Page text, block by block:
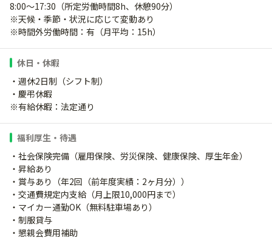
8:00～17:30（所定労働時間8h、休憩90分）
※天候・季節・状況に応じて変動あり
※時間外労働時間：有（月平均：15h）
休日・休暇
・週休2日制（シフト制）
・慶弔休暇
※有給休暇：法定通り
福利厚生・待遇
・社会保険完備（雇用保険、労災保険、健康保険、厚生年金）
・昇給あり
・賞与あり（年2回（前年度実績：2ヶ月分））
・交通費規定内支給（月上限10,000円まで）
・マイカー通勤OK（無料駐車場あり）
・制服貸与
・懇親会費用補助